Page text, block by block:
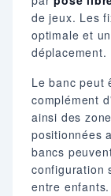
de jeux. Les
optimale et
déplacement.
Le banc peut
complément
ainsi des
positionnées
bancs
configuration
entre enfants.